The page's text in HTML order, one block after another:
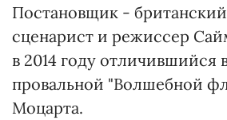
Постановщик - британский
сценарист и режиссер
в 2014 году отличившийся
провальной "Волшебной
Моцарта.